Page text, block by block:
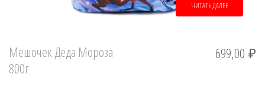
ЧИТАТЬ ДАЛЕЕ
Мешочек Деда Мороза
800г
699,00 ₽